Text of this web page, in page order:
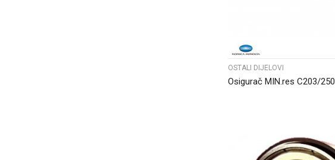
OSTALI DIJELOVI
Osigurač MIN.res C203/250